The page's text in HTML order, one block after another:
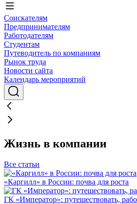
Соискателям
Предпринимателям
Работодателям
Студентам
Путеводитель по компаниям
Рынок труда
Новости сайта
Календарь мероприятий
Жизнь в компании
Все статьи
«Каргилл» в России: почва для роста
ГК «Император»: путешествовать,